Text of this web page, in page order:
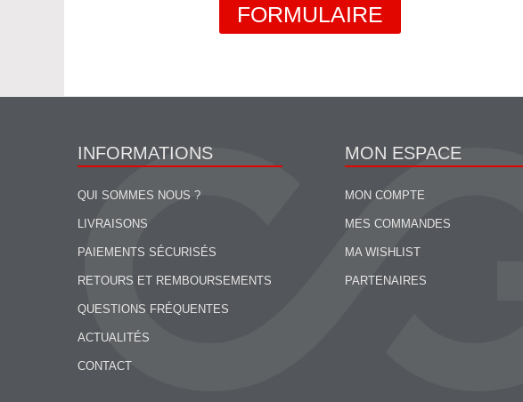
FORMULAIRE
INFORMATIONS
QUI SOMMES NOUS ?
LIVRAISONS
PAIEMENTS SÉCURISÉS
RETOURS ET REMBOURSEMENTS
QUESTIONS FRÉQUENTES
ACTUALITÉS
CONTACT
MON ESPACE
MON COMPTE
MES COMMANDES
MA WISHLIST
PARTENAIRES